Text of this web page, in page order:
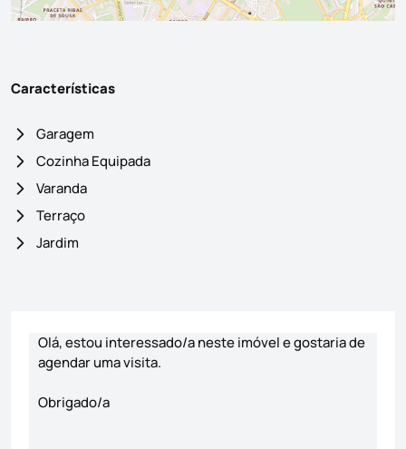
Características
Garagem
Cozinha Equipada
Varanda
Terraço
Jardim